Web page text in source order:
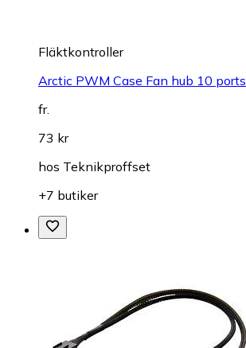
Fläktkontroller
Arctic PWM Case Fan hub 10 ports
fr.
73 kr
hos Teknikproffset
+7 butiker